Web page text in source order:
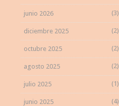
junio 2026 (3)
diciembre 2025 (2)
octubre 2025 (2)
agosto 2025 (2)
julio 2025 (1)
junio 2025 (4)